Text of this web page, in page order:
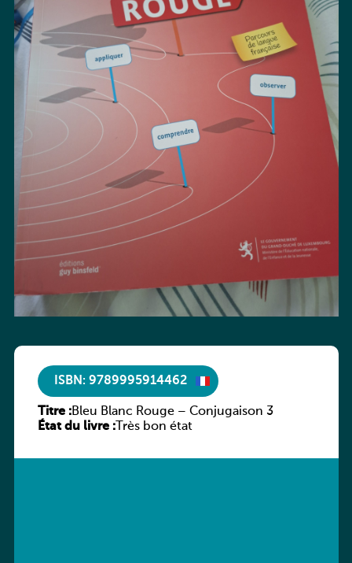
ISBN: 9789995914462
Titre :Bleu Blanc Rouge – Conjugaison 3
État du livre :Très bon état